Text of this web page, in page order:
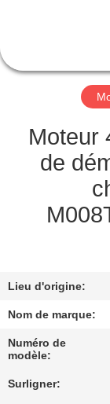
VISITE
D'USINE
QUALITÉ
NOUS
UNE
CITATION
Moteur
de
Lieu d'origine:
Nom de marque:
Numéro de
modèle:
Surligner: